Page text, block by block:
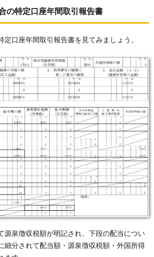
の特定口座年間取引報告書
定口座年間取引報告書を見てみましょう。
源泉徴収税額が明記され、下段の配当につい
細分されて配当額・源泉徴収税額・外国所得